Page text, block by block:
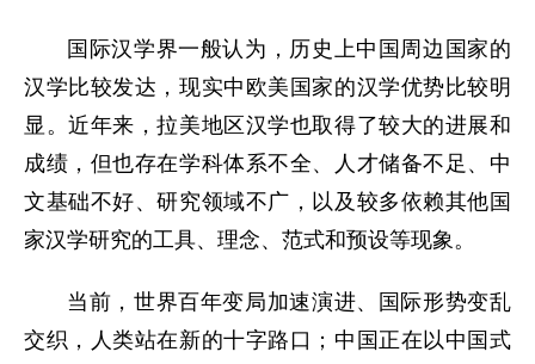
国际汉学界一般认为，历史上中国周边国家的
汉学比较发达，现实中欧美国家的汉学优势比较明
显。近年来，拉美地区汉学也取得了较大的进展和
成绩，但也存在学科体系不全、人才储备不足、中
文基础不好、研究领域不广，以及较多依赖其他国
家汉学研究的工具、理念、范式和预设等现象。
当前，世界百年变局加速演进、国际形势变乱
交织，人类站在新的十字路口；中国正在以中国式